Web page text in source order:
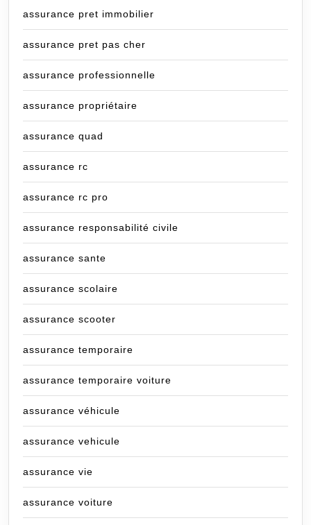
assurance pret immobilier
assurance pret pas cher
assurance professionnelle
assurance propriétaire
assurance quad
assurance rc
assurance rc pro
assurance responsabilité civile
assurance sante
assurance scolaire
assurance scooter
assurance temporaire
assurance temporaire voiture
assurance véhicule
assurance vehicule
assurance vie
assurance voiture